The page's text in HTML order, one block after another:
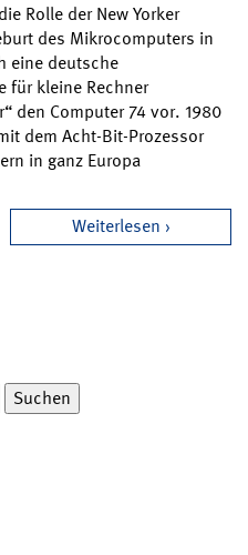
Rolle der New Yorker
des Mikrocomputers in
eine deutsche
für kleine Rechner
den Computer 74 vor. 1980
dem Acht-Bit-Prozessor
in ganz Europa
Weiterlesen